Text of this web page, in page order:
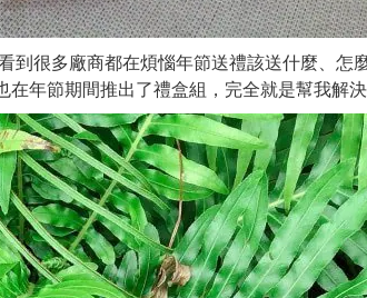
很多廠商都在煩惱年節送禮該送什麼、
年節期間推出了禮盒組，完全就是幫我解